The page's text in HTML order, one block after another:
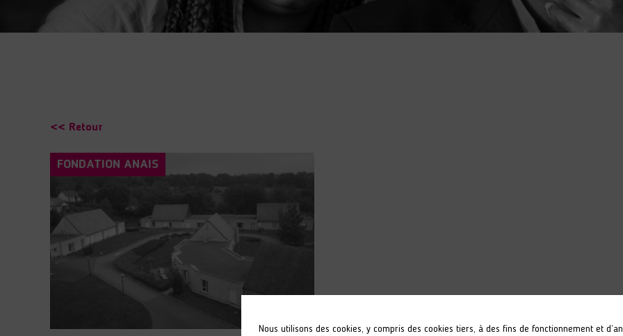
<< Retour
FONDATION ANAIS
Nous utilisons des cookies, y compris des cookies tiers, à des fins de fonctionnement et